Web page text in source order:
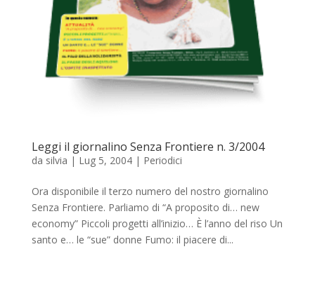
Leggi il giornalino Senza Frontiere n. 3/2004
da silvia | Lug 5, 2004| Periodici
Ora disponibile il terzo numero del nostro giornalino
Senza Frontiere. Parliamo di “A proposito di… new
economy” Piccoli progetti all’inizio… È l’anno del riso Un
santo e… le “sue” donne Fumo: il piacere di...